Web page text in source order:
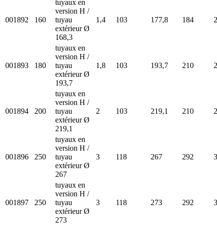
001892 160
tuyaux en
version H /
tuyau
extérieur Ø
168,3
1,4 103 177,8 184
001893 180
tuyaux en
version H /
tuyau
extérieur Ø
193,7
1,8 103 193,7 210
001894 200
tuyaux en
version H /
tuyau
extérieur Ø
219,1
2 103 219,1 210
001896 250
tuyaux en
version H /
tuyau
extérieur Ø
267
3 118 267 292
001897 250
tuyaux en
version H /
tuyau
extérieur Ø
273
3 118 273 292